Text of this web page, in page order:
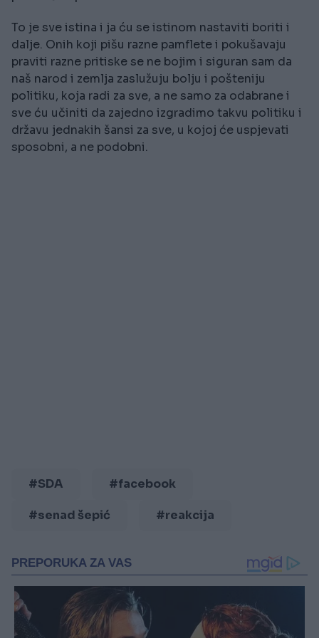
To je sve istina i ja ću se istinom nastaviti boriti i
dalje. Onih koji pišu razne pamflete i pokušavaju
praviti razne pritiske se ne bojim i siguran sam da
naš narod i zemlja zaslužuju bolju i pošteniju
politiku, koja radi za sve, a ne samo za odabrane i
sve ću učiniti da zajedno izgradimo takvu politiku i
državu jednakih šansi za sve, u kojoj će uspjevati
sposobni, a ne podobni.
#SDA #facebook
#senad šepić #reakcija